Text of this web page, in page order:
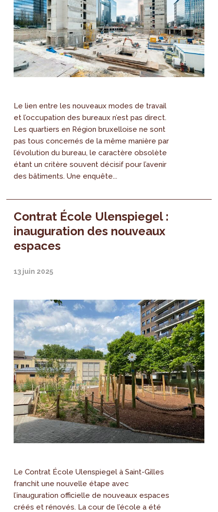
Le lien entre les nouveaux modes de travail
et l’occupation des bureaux n’est pas direct.
Les quartiers en Région bruxelloise ne sont
pas tous concernés de la même manière par
l’évolution du bureau, le caractère obsolète
étant un critère souvent décisif pour l’avenir
des bâtiments. Une enquête...
Contrat École Ulenspiegel :
inauguration des nouveaux
espaces
13 juin 2025
Le Contrat École Ulenspiegel à Saint-Gilles
franchit une nouvelle étape avec
l’inauguration officielle de nouveaux espaces
créés et rénovés. La cour de l’école a été